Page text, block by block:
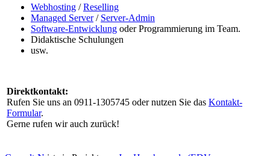
Webhosting /Reselling
Managed Server/ Server-Admin
Software-Entwicklung oder Programmierung im Team.
Didaktische Schulungen
usw.
Direktkontakt:
Rufen Sie uns an 0911-1305745 oder nutzen Sie das Kontakt-
Formular.
Gerne rufen wir auch zurück!